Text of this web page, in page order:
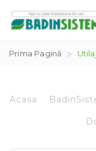
Prima Pagină
Acasa